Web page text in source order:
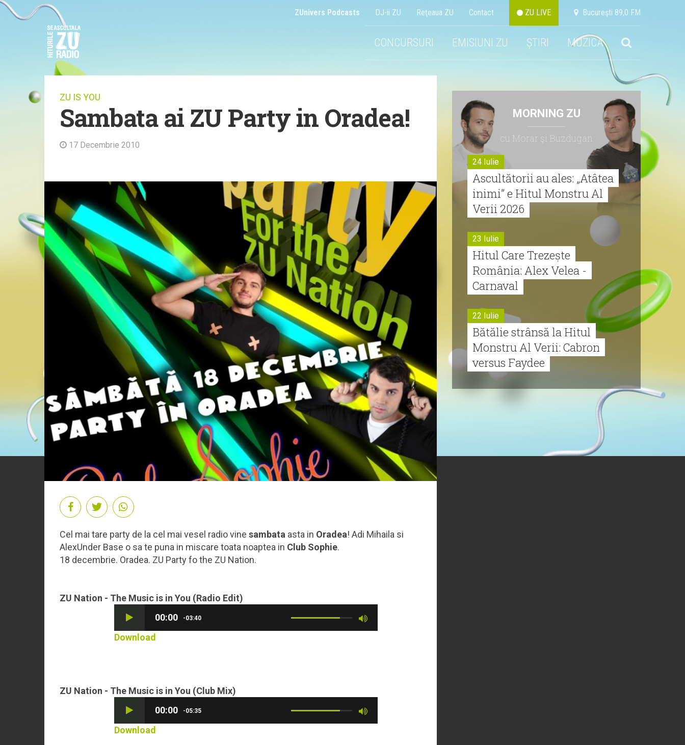
ZUnivers Podcasts DJ-ii ZU Reţeaua ZU Contact ZU LIVE Bucureşti 89,0 FM
CONCURSURI EMISIUNI ZU ȘTIRI MUZICA
ZU IS YOU
Sambata ai ZU Party in Oradea!
17 Decembrie 2010
Cel mai tare party de la cel mai vesel radio vine sambata asta in Oradea! Adi Mihaila si
AlexUnder Base o sa te puna in miscare toata noaptea in Club Sophie.
18 decembrie. Oradea. ZU Party fo the ZU Nation.
ZU Nation - The Music is in You (Radio Edit)
00:00
-03:40
Download
ZU Nation - The Music is in You (Club Mix)
00:00
-05:35
Download
MORNING ZU
cu Morar şi Buzdugan
24 Iulie
Ascultătorii au ales: „Atâtea
inimi” e Hitul Monstru Al
Verii 2026
23 Iulie
Hitul Care Trezește
România: Alex Velea -
Carnaval
22 Iulie
Bătălie strânsă la Hitul
Monstru Al Verii: Cabron
versus Faydee
21 Iulie